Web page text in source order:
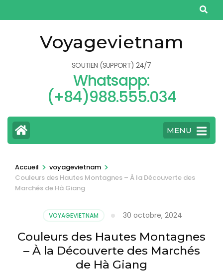
au
Voyagevietnam
SOUTIEN (SUPPORT) 24/7
Whatsapp:
(+84)988.555.034
MENU
Accueil > voyagevietnam >
Couleurs des Hautes Montagnes – À la Découverte des
Marchés de Hà Giang
VOYAGEVIETNAM 30 octobre, 2024
Couleurs des Hautes Montagnes
– À la Découverte des Marchés
de Hà Giang